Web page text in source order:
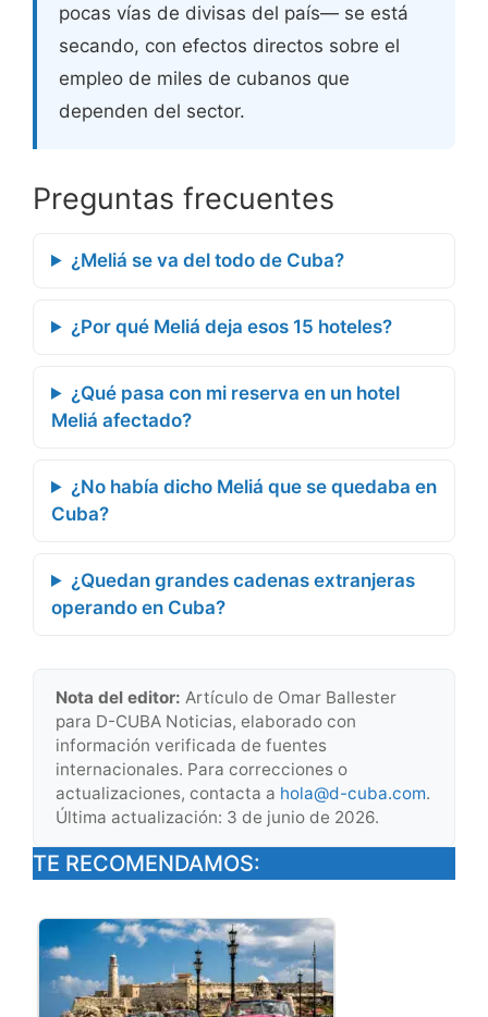
pocas vías de divisas del país— se está
secando, con efectos directos sobre el
empleo de miles de cubanos que
dependen del sector.
Preguntas frecuentes
¿Meliá se va del todo de Cuba?
¿Por qué Meliá deja esos 15 hoteles?
¿Qué pasa con mi reserva en un hotel
Meliá afectado?
¿No había dicho Meliá que se quedaba en
Cuba?
¿Quedan grandes cadenas extranjeras
operando en Cuba?
Nota del editor: Artículo de Omar Ballester
para D-CUBA Noticias, elaborado con
información verificada de fuentes
internacionales. Para correcciones o
actualizaciones, contacta a hola@d-cuba.com.
Última actualización: 3 de junio de 2026.
TE RECOMENDAMOS: